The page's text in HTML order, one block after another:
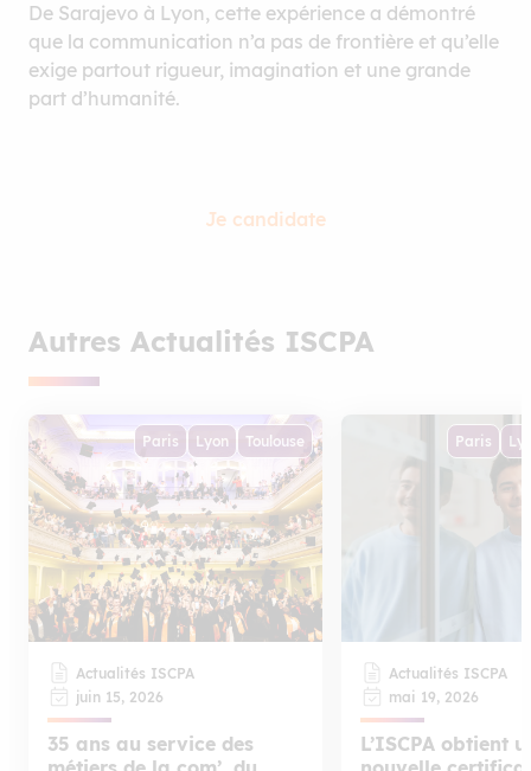
De Sarajevo à Lyon, cette expérience a démontré
que la communication n’a pas de frontière et qu’elle
exige partout rigueur, imagination et une grande
part d’humanité.
Je candidate
Autres Actualités ISCPA
Paris Lyon Toulouse
Actualités ISCPA
juin 15, 2026
35 ans au service des
Paris
Actualités ISCPA
mai 19, 2026
L’ISCPA obtient